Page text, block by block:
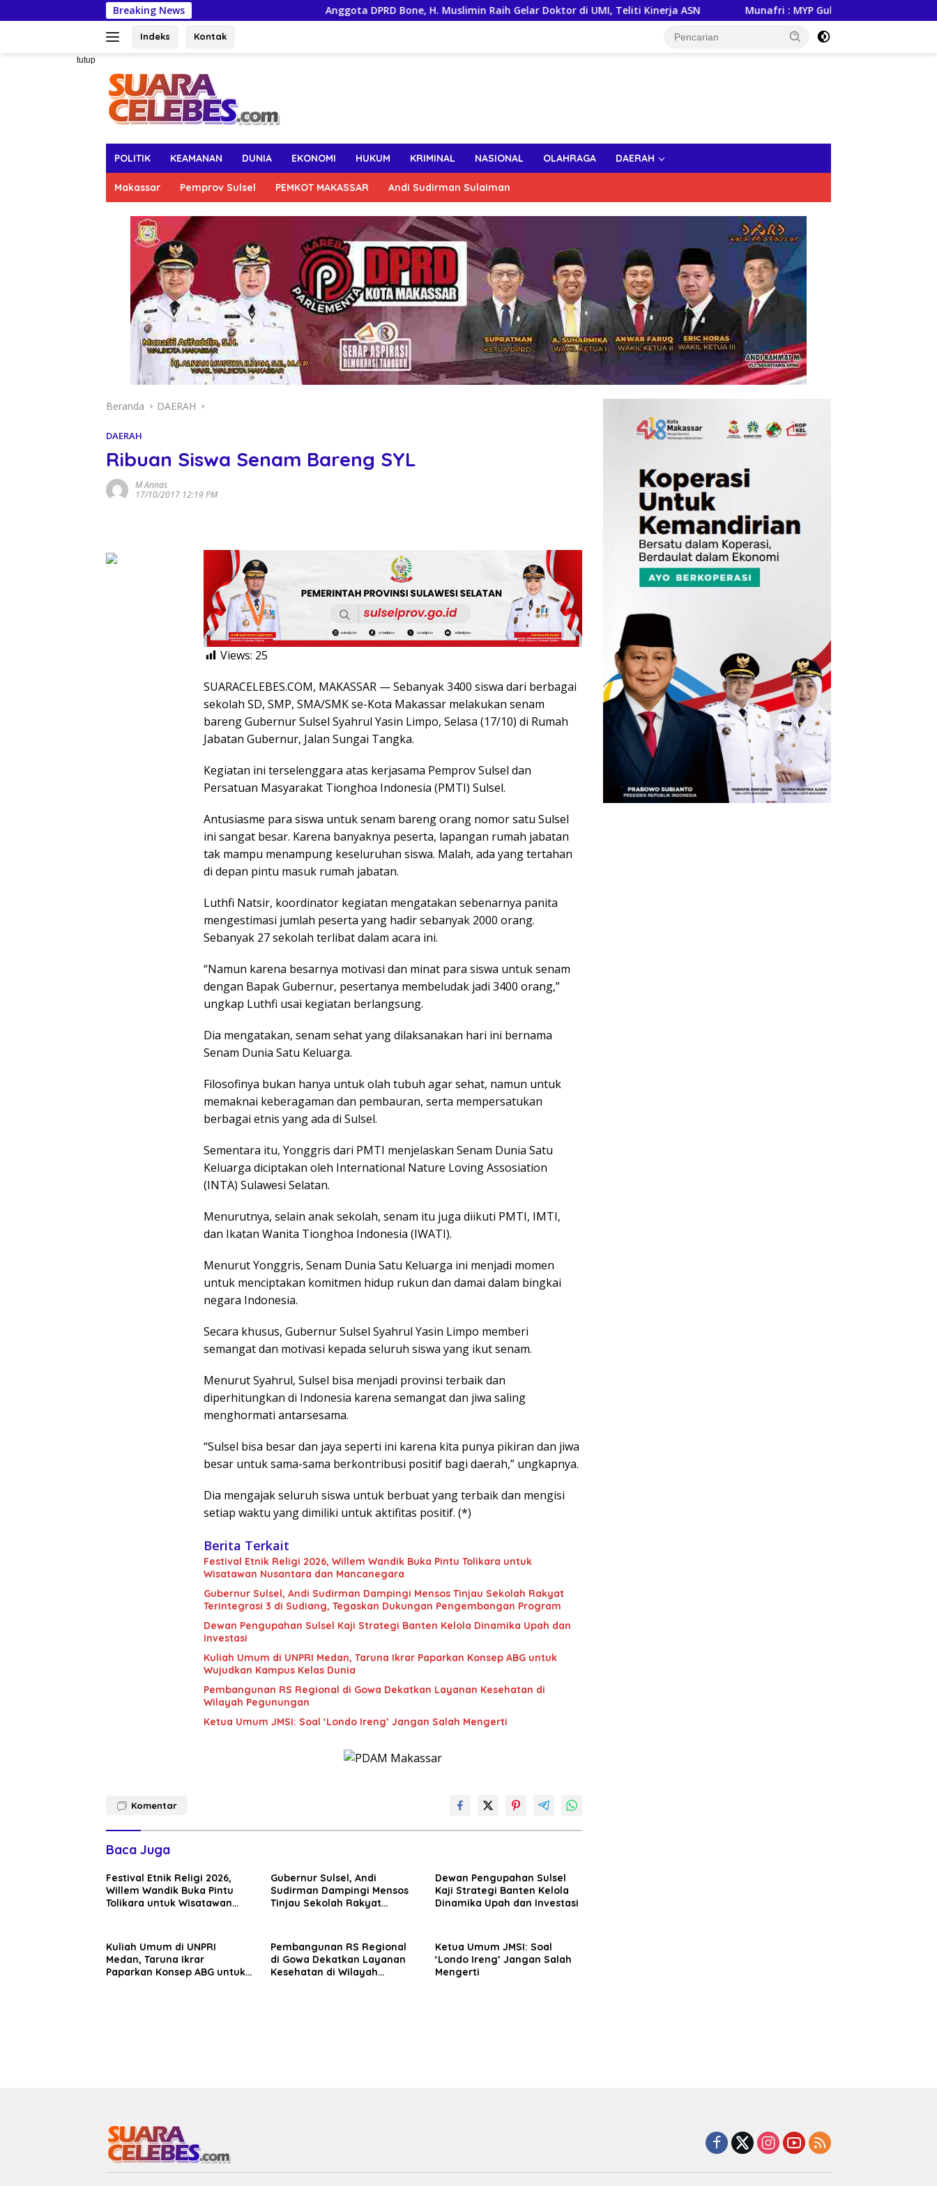
ke
Breaking News Anggota DPRD Bone, H. Muslimin Raih Gelar Doktor di UMI, Teliti Kinerja ASN Munafri : MYP Gubernur Sulsel, Andi Sudirman
Indeks Kontak
tutup
POLITIK KEAMANAN DUNIA EKONOMI HUKUM KRIMINAL NASIONAL OLAHRAGA DAERAH
Makassar Pemprov Sulsel PEMKOT MAKASSAR Andi Sudirman Sulaiman
Beranda DAERAH
DAERAH
Ribuan Siswa Senam Bareng SYL
M Annas
17/10/2017 12:19 PM
Views: 25
SUARACELEBES.COM, MAKASSAR — Sebanyak 3400 siswa dari berbagai
sekolah SD, SMP, SMA/SMK se-Kota Makassar melakukan senam
bareng Gubernur Sulsel Syahrul Yasin Limpo, Selasa (17/10) di Rumah
Jabatan Gubernur, Jalan Sungai Tangka.
Kegiatan ini terselenggara atas kerjasama Pemprov Sulsel dan
Persatuan Masyarakat Tionghoa Indonesia (PMTI) Sulsel.
Antusiasme para siswa untuk senam bareng orang nomor satu Sulsel
ini sangat besar. Karena banyaknya peserta, lapangan rumah jabatan
tak mampu menampung keseluruhan siswa. Malah, ada yang tertahan
di depan pintu masuk rumah jabatan.
Luthfi Natsir, koordinator kegiatan mengatakan sebenarnya panita
mengestimasi jumlah peserta yang hadir sebanyak 2000 orang.
Sebanyak 27 sekolah terlibat dalam acara ini.
“Namun karena besarnya motivasi dan minat para siswa untuk senam
dengan Bapak Gubernur, pesertanya membeludak jadi 3400 orang,”
ungkap Luthfi usai kegiatan berlangsung.
Dia mengatakan, senam sehat yang dilaksanakan hari ini bernama
Senam Dunia Satu Keluarga.
Filosofinya bukan hanya untuk olah tubuh agar sehat, namun untuk
memaknai keberagaman dan pembauran, serta mempersatukan
berbagai etnis yang ada di Sulsel.
Sementara itu, Yonggris dari PMTI menjelaskan Senam Dunia Satu
Keluarga diciptakan oleh International Nature Loving Assosiation
(INTA) Sulawesi Selatan.
Menurutnya, selain anak sekolah, senam itu juga diikuti PMTI, IMTI,
dan Ikatan Wanita Tionghoa Indonesia (IWATI).
Menurut Yonggris, Senam Dunia Satu Keluarga ini menjadi momen
untuk menciptakan komitmen hidup rukun dan damai dalam bingkai
negara Indonesia.
Secara khusus, Gubernur Sulsel Syahrul Yasin Limpo memberi
semangat dan motivasi kepada seluruh siswa yang ikut senam.
Menurut Syahrul, Sulsel bisa menjadi provinsi terbaik dan
diperhitungkan di Indonesia karena semangat dan jiwa saling
menghormati antarsesama.
“Sulsel bisa besar dan jaya seperti ini karena kita punya pikiran dan jiwa
besar untuk sama-sama berkontribusi positif bagi daerah,” ungkapnya.
Dia mengajak seluruh siswa untuk berbuat yang terbaik dan mengisi
setiap waktu yang dimiliki untuk aktifitas positif. (*)
Berita Terkait
Festival Etnik Religi 2026, Willem Wandik Buka Pintu Tolikara untuk
Wisatawan Nusantara dan Mancanegara
Gubernur Sulsel, Andi Sudirman Dampingi Mensos Tinjau Sekolah Rakyat
Terintegrasi 3 di Sudiang, Tegaskan Dukungan Pengembangan Program
Dewan Pengupahan Sulsel Kaji Strategi Banten Kelola Dinamika Upah dan
Investasi
Kuliah Umum di UNPRI Medan, Taruna Ikrar Paparkan Konsep ABG untuk
Wujudkan Kampus Kelas Dunia
Pembangunan RS Regional di Gowa Dekatkan Layanan Kesehatan di
Wilayah Pegunungan
Ketua Umum JMSI: Soal ‘Londo Ireng’ Jangan Salah Mengerti
Komentar
Baca Juga
Festival Etnik Religi 2026,
Willem Wandik Buka Pintu
Tolikara untuk Wisatawan
Gubernur Sulsel, Andi
Sudirman Dampingi Mensos
Tinjau Sekolah Rakyat
Pengembangan Program
Dewan Pengupahan Sulsel
Kaji Strategi Banten Kelola
Dinamika Upah dan Investasi
Kuliah Umum di UNPRI
Medan, Taruna Ikrar
Paparkan Konsep ABG untuk
Pembangunan RS Regional
di Gowa Dekatkan Layanan
Kesehatan di Wilayah
Ketua Umum JMSI: Soal
‘Londo Ireng’ Jangan Salah
Mengerti